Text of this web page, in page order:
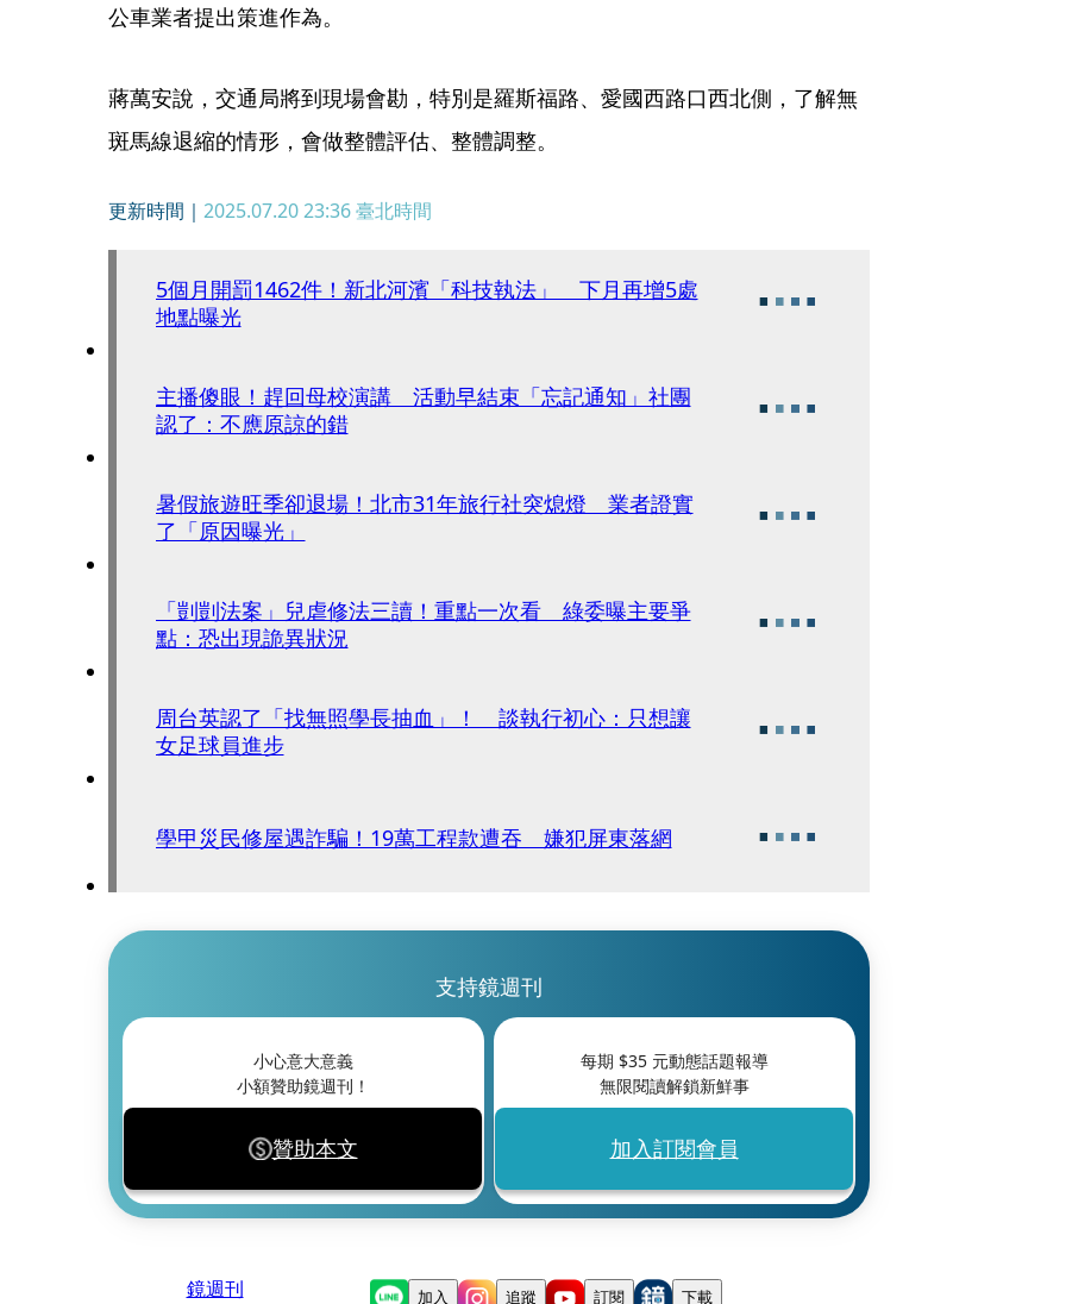
公車業者提出策進作為。
蔣萬安說，交通局將到現場會勘，特別是羅斯福路、愛國西路口西北側，了解無
斑馬線退縮的情形，會做整體評估、整體調整。
更新時間｜ 2025.07.20 23:36臺北時間
5個月開罰1462件！新北河濱「科技執法」 下月再增5處
地點曝光
主播傻眼！趕回母校演講 活動早結束「忘記通知」社團
認了：不應原諒的錯
暑假旅遊旺季卻退場！北市31年旅行社突熄燈 業者證實
了「原因曝光」
「剴剴法案」兒虐修法三讀！重點一次看 綠委曝主要爭
點：恐出現詭異狀況
周台英認了「找無照學長抽血」！ 談執行初心：只想讓
女足球員進步
學甲災民修屋遇詐騙！19萬工程款遭吞 嫌犯屏東落網
支持鏡週刊
小心意大意義
小額贊助鏡週刊！
贊助本文
每期 $35元動態話題報導
無限閱讀解鎖新鮮事
加入訂閱會員
鏡週刊 加入 追蹤 訂閱 下載